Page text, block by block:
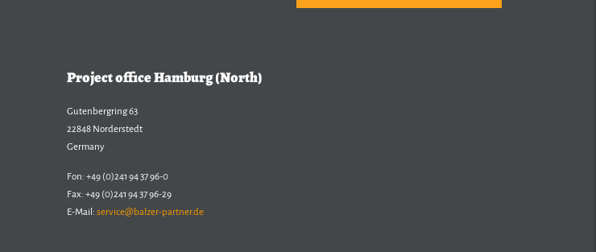
Project office Hamburg (North)
Gutenbergring 63
22848 Norderstedt
Germany
Fon: +49 (0)241 94 37 96-0
Fax: +49 (0)241 94 37 96-29
E-Mail: service@balzer-partner.de